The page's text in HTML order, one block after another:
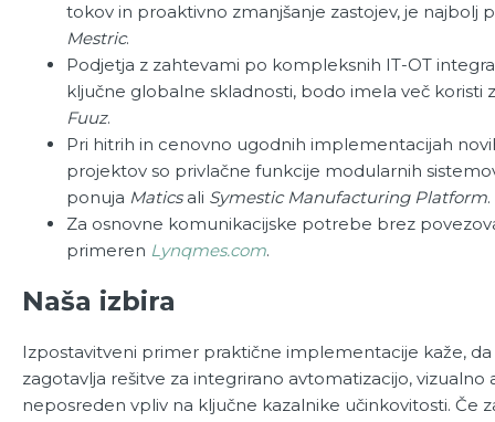
tokov in proaktivno zmanjšanje zastojev, je najbolj
Mestric.
Podjetja z zahtevami po kompleksnih IT-OT
ključne globalne skladnosti, bodo imela več koristi
Fuuz.
Pri hitrih in cenovno ugodnih implementacijah
projektov so privlačne funkcije modularnih
ponuja Maticsali Symestic Manufacturing Platform.
Za osnovne komunikacijske potrebe brez
primeren Lynqmes.com.
Naša izbira
Izpostavitveni primer praktične implementacije kaže, da
zagotavlja rešitve za integrirano avtomatizacijo, vizualno
neposreden vpliv na ključne kazalnike učinkovitosti. Če